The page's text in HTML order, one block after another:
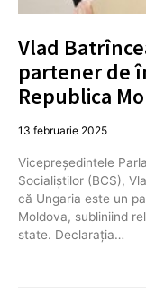
Vlad
partener de
Republica
13 februarie 2025
Vicepreședintele
Socialiștilor (BCS),
că Ungaria este un
Moldova, subliniind
state. Declarația…